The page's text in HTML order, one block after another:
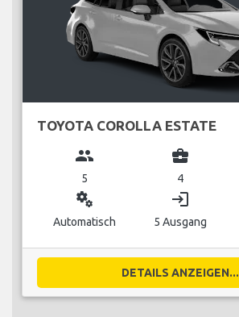
TOYOTA COROLLA ESTATE
group
5
business_center
4
miscellaneous_services
Automatisch
login
5 Ausgang
DETAILS ANZEIGEN...